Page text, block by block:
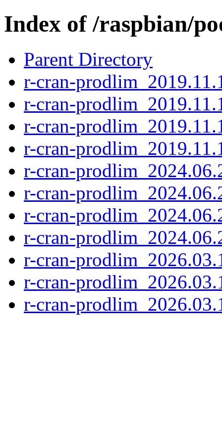
Index of /raspbian/
Parent Directory
r-cran-
r-cran-
r-cran-
r-cran-
r-cran-
r-cran-
r-cran-
r-cran-
r-cran-
r-cran-
r-cran-